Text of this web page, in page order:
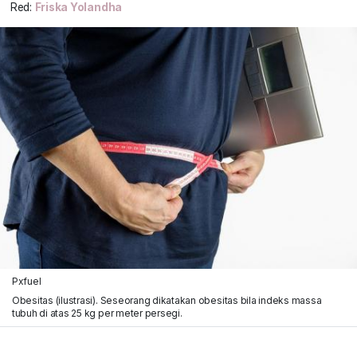
Red: Friska Yolandha
Pxfuel
Obesitas (ilustrasi). Seseorang dikatakan obesitas bila indeks massa
tubuh di atas 25 kg per meter persegi.